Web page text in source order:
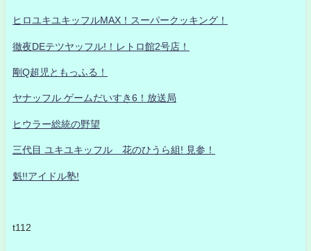
ヒロユキユキッフルMAX！スーパークッキング！
徹夜DEテツヤッフル!！レトロ館2号店！
剛Q超児ともっふる！
ヤナッフル ゲームだいすき6！放送局
ヒウラー総統の野望
三代目 ユキユキッフル 花のひうら組! 見参！
魁!!アイドル塾!
t112